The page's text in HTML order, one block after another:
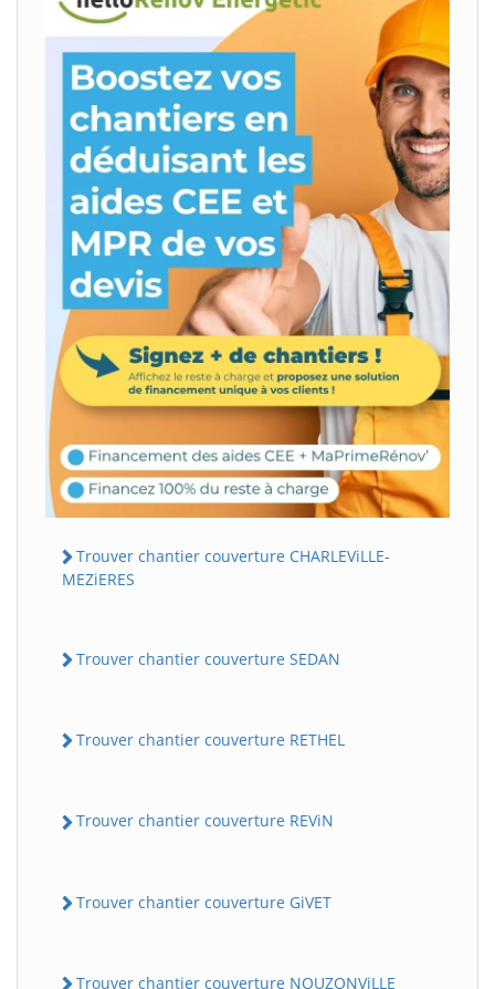
Trouver chantier couverture CHARLEViLLE-
MEZiERES
Trouver chantier couverture SEDAN
Trouver chantier couverture RETHEL
Trouver chantier couverture REViN
Trouver chantier couverture GiVET
Trouver chantier couverture NOUZONViLLE